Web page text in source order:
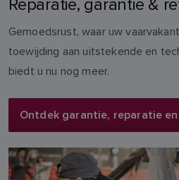
Reparatie, garantie &
Gemoedsrust, waar uw
toewijding aan uitstekende en
biedt u nu nog meer.
Ontdek garantie, reparatie